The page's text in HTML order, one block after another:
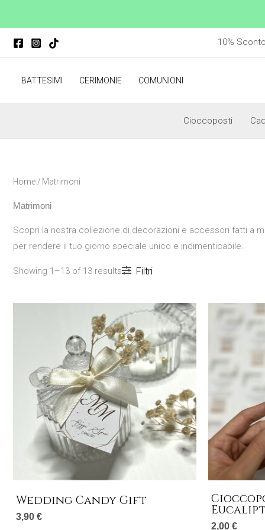
contenuto
10%
BATTESIMI CERIMONIE COMUNIONI
Cioccoposti
Home / Matrimoni
Matrimoni
Scopri la nostra collezione di decorazioni e accessori fatti a
per rendere il tuo giorno speciale unico e indimenticabile.
Showing 1–13 of 13 results Filtri
Wedding Candy Gift
3,90 €
2,00 €